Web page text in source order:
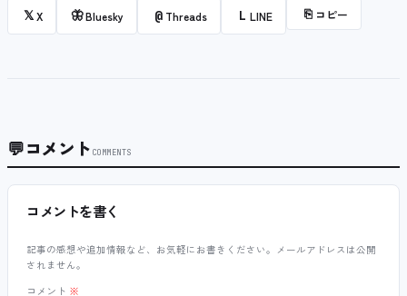
𝕏X 🦋Bluesky @ Threads L LINE ⎘ コピー
💬コメント COMMENTS
コメントを書く
記事の感想や追加情報など、お気軽にお書きください。メールアドレスは公開
されません。
コメント ※